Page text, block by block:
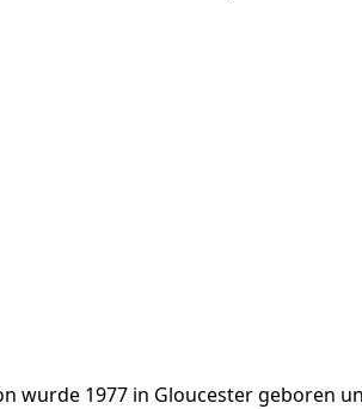
wurde 1977 in Gloucester geboren